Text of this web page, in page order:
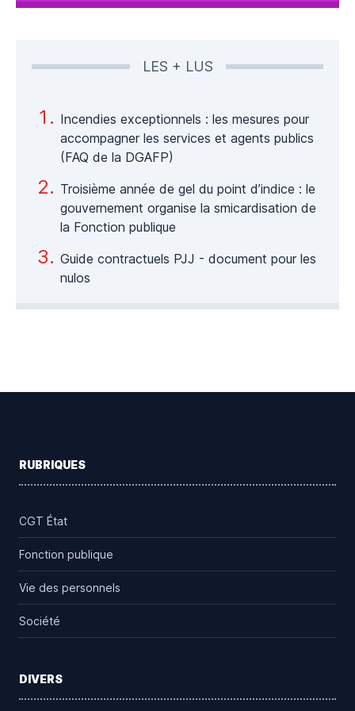
LES + LUS
Incendies exceptionnels : les mesures pour
accompagner les services et agents publics
(FAQ de la DGAFP)
Troisième année de gel du point d’indice : le
gouvernement organise la smicardisation de
la Fonction publique
Guide contractuels PJJ - document pour les
nulos
RUBRIQUES
CGT État
Fonction publique
Vie des personnels
Société
DIVERS